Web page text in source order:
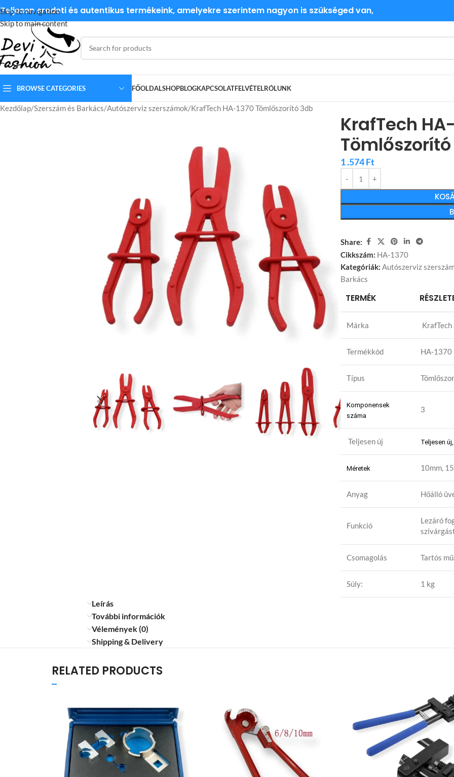
Skip to navigation
Skip to main content
Teljesen eredeti és autentikus termékeink, amelyekre szerintem nagyon is szükséged van,
BROWSE CATEGORIES FŐOLDALSHOPBLOGKAPCSOLATFELVÉTELRÓLUNK
Kezdőlap Szerszám és Barkács Autószerviz szerszámok KrafTech HA-1370 Tömlőszorító 3db
KrafTech
1 .574Ft
Share:
Cikkszám: HA-1370
Kategóriák: Autószerviz
Barkács
TERMÉK
Márka KrafTech
Termékkód HA-1370
Típus
Komponensek
száma
3
Teljesen új Teljesen
Méretek 10mm,
Anyag Hőálló
Funkció
Lezáró
Csomagolás Tartós
Súly: 1 kg
Leírás
További információk
Vélemények (0)
Shipping & Delivery
RELATED PRODUCTS